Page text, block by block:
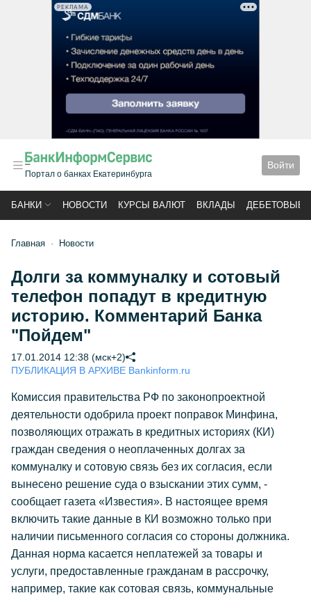
РЕКЛАМА
Портал о банках Екатеринбурга
Войти
БАНКИ НОВОСТИ КУРСЫ ВАЛЮТ ВКЛАДЫ ДЕБЕТОВЫЕ
Главная Новости
Долги за коммуналку и сотовый
телефон попадут в кредитную
историю. Комментарий Банка
"Пойдем"
17.01.2014 12:38 (мск+2)
ПУБЛИКАЦИЯ В АРХИВЕ Bankinform.ru
Комиссия правительства РФ по законопроектной
деятельности одобрила проект поправок Минфина,
позволяющих отражать в кредитных историях (КИ)
граждан сведения о неоплаченных долгах за
коммуналку и сотовую связь без их согласия, если
вынесено решение суда о взыскании этих сумм, -
сообщает газета «Известия». В настоящее время
включить такие данные в КИ возможно только при
наличии письменного согласия со стороны должника.
Данная норма касается неплатежей за товары и
услуги, предоставленные гражданам в рассрочку,
например, такие как сотовая связь, коммунальные